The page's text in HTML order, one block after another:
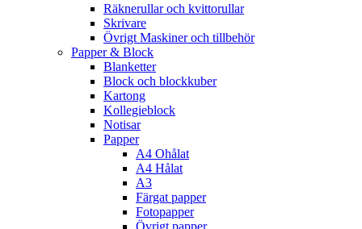
Räknerullar och kvittorullar
Skrivare
Övrigt Maskiner och tillbehör
Papper & Block
Blanketter
Block och blockkuber
Kartong
Kollegieblock
Notisar
Papper
A4 Ohålat
A4 Hålat
A3
Färgat papper
Fotopapper
Övrigt papper